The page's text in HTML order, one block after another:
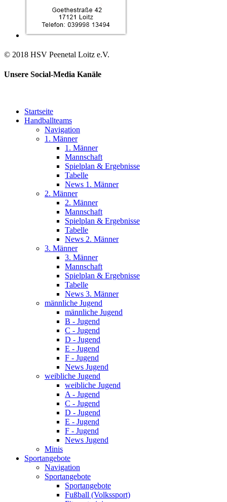
© 2018 HSV Peenetal Loitz e.V.
Unsere Social-Media Kanäle
Startseite
Handballteams
Navigation
1. Männer
1. Männer
Mannschaft
Spielplan & Ergebnisse
Tabelle
News 1. Männer
2. Männer
2. Männer
Mannschaft
Spielplan & Ergebnisse
Tabelle
News 2. Männer
3. Männer
3. Männer
Mannschaft
Spielplan & Ergebnisse
Tabelle
News 3. Männer
männliche Jugend
männliche Jugend
B - Jugend
C - Jugend
D - Jugend
E - Jugend
F - Jugend
News Jugend
weibliche Jugend
weibliche Jugend
A - Jugend
C - Jugend
D - Jugend
E - Jugend
F - Jugend
News Jugend
Minis
Sportangebote
Navigation
Sportangebote
Sportangebote
Fußball (Volkssport)